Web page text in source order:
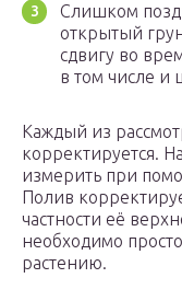
Слишком
открытый
сдвигу во
в том числе и
Каждый из
корректируется.
измерить при
Полив
частности её
необходимо
растению.